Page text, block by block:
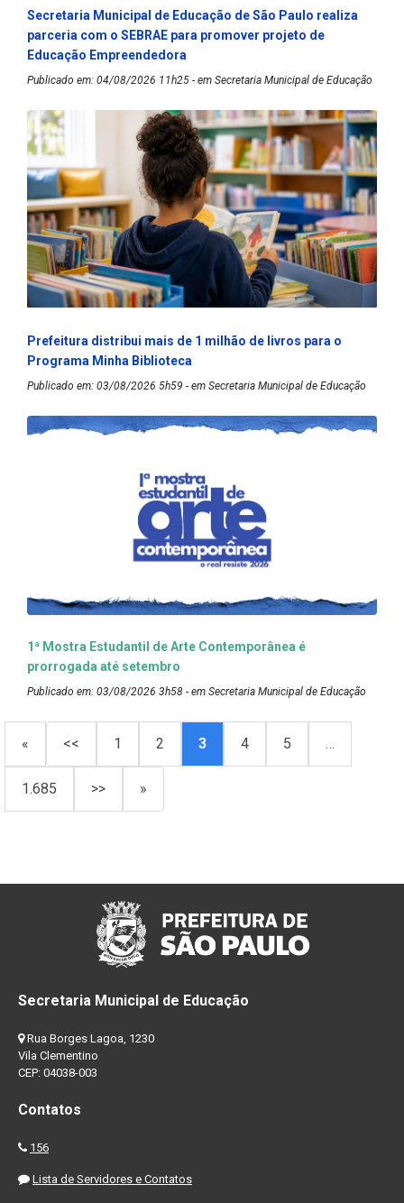
Secretaria Municipal de Educação de São Paulo realiza
parceria com o SEBRAE para promover projeto de
Educação Empreendedora
Publicado em: 04/08/2026 11h25 - em Secretaria Municipal de Educação
Prefeitura distribui mais de 1 milhão de livros para o
Programa Minha Biblioteca
Publicado em: 03/08/2026 5h59 - em Secretaria Municipal de Educação
1ª Mostra Estudantil de Arte Contemporânea é
prorrogada até setembro
Publicado em: 03/08/2026 3h58 - em Secretaria Municipal de Educação
« << 1 2 3 4 5 …
1.685 >> »
Secretaria Municipal de Educação
Rua Borges Lagoa, 1230
Vila Clementino
CEP: 04038-003
Contatos
156
Lista de Servidores e Contatos